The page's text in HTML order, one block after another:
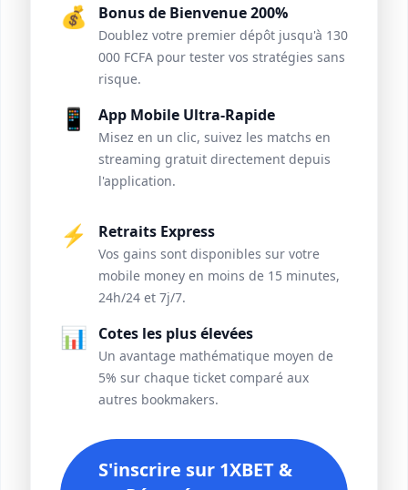
💰 Bonus de Bienvenue 200%
Doublez votre premier dépôt jusqu'à 130
000 FCFA pour tester vos stratégies sans
risque.
📱 App Mobile Ultra-Rapide
Misez en un clic, suivez les matchs en
streaming gratuit directement depuis
l'application.
⚡ Retraits Express
Vos gains sont disponibles sur votre
mobile money en moins de 15 minutes,
24h/24 et 7j/7.
📊 Cotes les plus élevées
Un avantage mathématique moyen de
5% sur chaque ticket comparé aux
autres bookmakers.
S'inscrire sur 1XBET &